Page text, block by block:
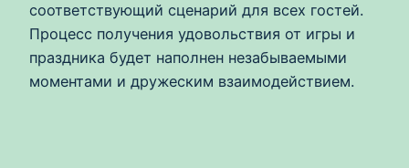
соответствующий сценарий для всех гостей.
Процесс получения удовольствия от игры и
праздника будет наполнен незабываемыми
моментами и дружеским взаимодействием.